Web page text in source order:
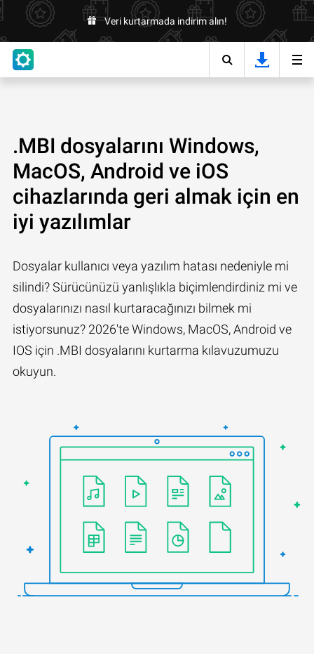
Veri kurtarmada indirim alın!
.MBI dosyalarını Windows,
MacOS, Android ve iOS
cihazlarında geri almak için en
iyi yazılımlar
Dosyalar kullanıcı veya yazılım hatası nedeniyle mi
silindi? Sürücünüzü yanlışlıkla biçimlendirdiniz mi ve
dosyalarınızı nasıl kurtaracağınızı bilmek mi
istiyorsunuz? 2026'te Windows, MacOS, Android ve
IOS için .MBI dosyalarını kurtarma kılavuzumuzu
okuyun.